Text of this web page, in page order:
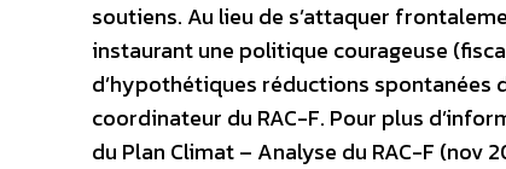
soutiens. Au lieu de s’attaquer
instaurant une politique courageuse
d’hypothétiques réductions spontanées
coordinateur du RAC-F. Pour plus
du Plan Climat – Analyse du RAC-F (nov